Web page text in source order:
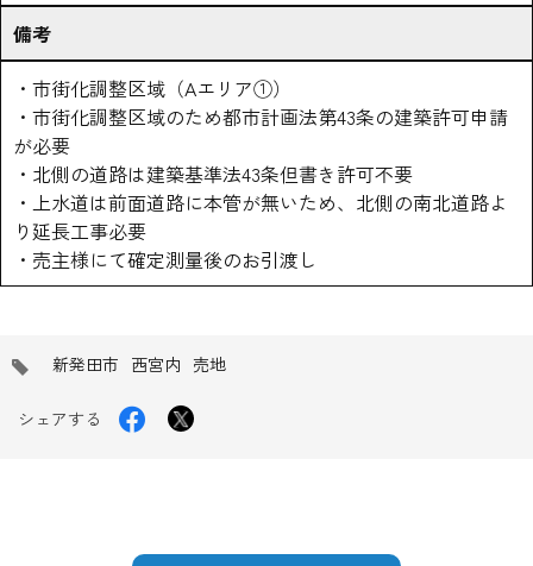
備考
・市街化調整区域（Aエリア①）
・市街化調整区域のため都市計画法第43条の建築許可申請
が必要
・北側の道路は建築基準法43条但書き許可不要
・上水道は前面道路に本管が無いため、北側の南北道路よ
り延長工事必要
・売主様にて確定測量後のお引渡し
新発田市 西宮内 売地
シェアする
Facebook
で
X